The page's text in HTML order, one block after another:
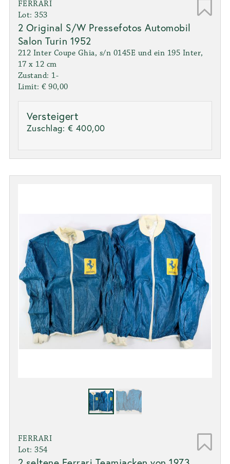
FERRARI
Lot: 353
2 Original S/W Pressefotos Automobil
Salon Turin 1952
212 Inter Coupe Ghia, s/n 0145E und ein 195 Inter,
17 x 12 cm
Zustand: 1-
Limit: € 90,00
Versteigert
Zuschlag: € 400,00
FERRARI
Lot: 354